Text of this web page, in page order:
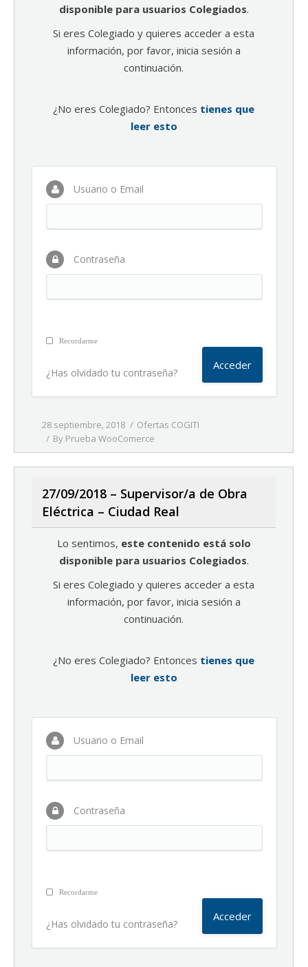
disponible para usuarios Colegiados.
Si eres Colegiado y quieres acceder a esta
información, por favor, inicia sesión a
continuación.
¿No eres Colegiado? Entonces tienes que
leer esto
Usuario o Email
Contraseña
Recordarme
¿Has olvidado tu contraseña?
28 septiembre, 2018
Ofertas COGITI
By Prueba WooComerce
27/09/2018 – Supervisor/a de Obra
Eléctrica – Ciudad Real
Lo sentimos, este contenido está solo
disponible para usuarios Colegiados.
Si eres Colegiado y quieres acceder a esta
información, por favor, inicia sesión a
continuación.
¿No eres Colegiado? Entonces tienes que
leer esto
Usuario o Email
Contraseña
Recordarme
¿Has olvidado tu contraseña?